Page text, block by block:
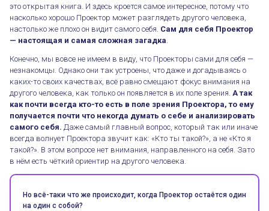
это открытая книга. И здесь кроется самое интересное, потому что
насколько хорошо Проектор может разглядеть другого человека,
настолько же плохо он видит самого себя. Сам для себя Проектор
— настоящая и самая сложная загадка
Конечно, мы вовсе не имеем в виду, что Проекторы сами для себя —
незнакомцы. Однако они так устроены, что даже и догадываясь о
каких-то своих качествах, всё равно смещают фокус внимания на
другого человека, как только он появляется в их поле зрения. А так
как почти всегда кто-то есть в поле зрения Проектора, то ему
получается почти что некогда думать о себе и анализировать
самого себя. Даже самый главный вопрос, который так или иначе
всегда волнует Проектора звучит как: «Кто ты такой?», а не «Кто я
такой?». В этом вопросе нет внимания, направленного на себя. Зато
в нём есть чёткий ориентир на другого человека.
Но всё-таки что же происходит, когда Проектор остаётся один
на один с собой?